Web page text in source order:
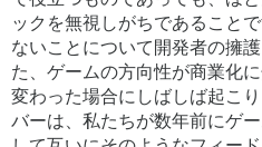
ックを無視しがちであること
ないことについて開発者の擁
た、ゲームの方向性が商業化
変わった場合にしばしば起こ
バーは、私たちが数年前にゲ